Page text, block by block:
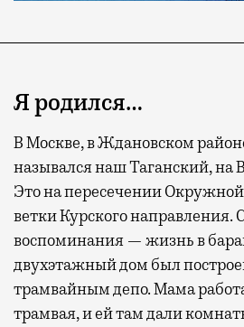
Современный путешественник
с собой не только чемодан, но
А ожидание рейса все чаще
не в потерянное время, а в
спокойно закончить дела или
Я родился…
В Москве, в Ждановском
назывался наш Таганский, на
Это на пересечении
ветки Курского направления.
воспоминания — жизнь в
двухэтажный дом был
трамвайным депо. Мама
трамвая, и ей там дали